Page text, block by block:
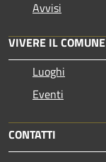
Avvisi
VIVERE IL COMUNE
Luoghi
Eventi
CONTATTI